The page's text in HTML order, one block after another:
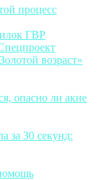
процесс
ГВР
возраст»
опасно ли акне
за 30 секунд: